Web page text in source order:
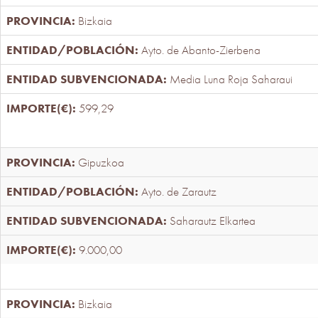
Bizkaia
Ayto. de Abanto-Zierbena
Media Luna Roja Saharaui
599,29
Gipuzkoa
Ayto. de Zarautz
Saharautz Elkartea
9.000,00
Bizkaia